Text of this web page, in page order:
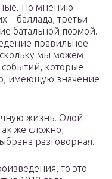
По мнению
– баллада, третьи
батальной поэмой.
правильнее
мы можем
которые
имеющую значение
жизнь. Одой
же сложно,
разговорная.
то это